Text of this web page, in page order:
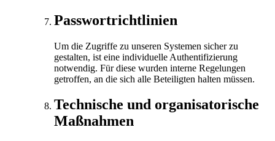
Passwortrichtlinien
Um die Zugriffe zu unseren Systemen sicher zu
gestalten, ist eine individuelle Authentifizierung
notwendig. Für diese wurden interne Regelungen
getroffen, an die sich alle Beteiligten halten müssen.
Technische und organisatorische
Maßnahmen